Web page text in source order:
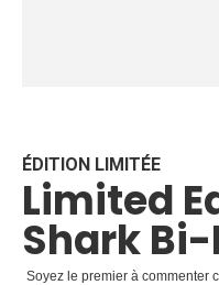
beginning
of
the
images
gallery
ÉDITION LIMITÉE
Limited
Shark
Soyez le premier à commenter